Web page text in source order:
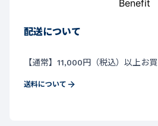
配送について
【通常】11,000円（税込）以上お
送料について